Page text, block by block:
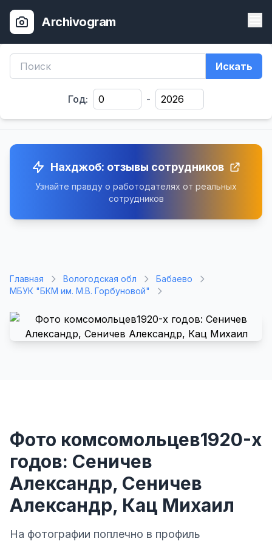
Archivogram
Искать
Год: -
Нахджоб: отзывы сотрудников
Узнайте правду о работодателях от реальных
сотрудников
Главная Вологодская обл
Бабаево
МБУК "БКМ им. М.В. Горбуновой"
Фото комсомольцев1920-х
годов: Сеничев
Александр, Сеничев
Александр, Кац Михаил
На фотографии поплечно в профиль